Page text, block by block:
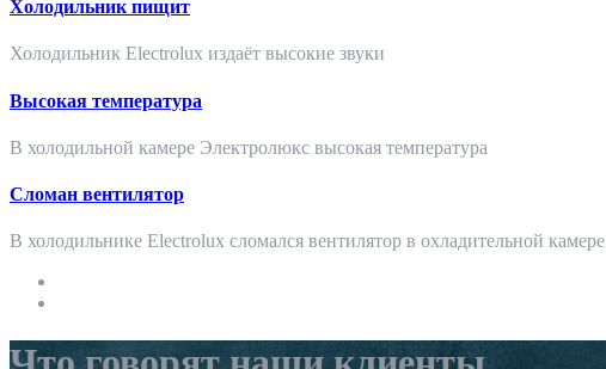
Холодильник пищит
Холодильник Electrolux издаёт высокие звуки
Высокая температура
В холодильной камере Электролюкс высокая температура
Сломан вентилятор
В холодильнике Electrolux сломался вентилятор в охладительной камере